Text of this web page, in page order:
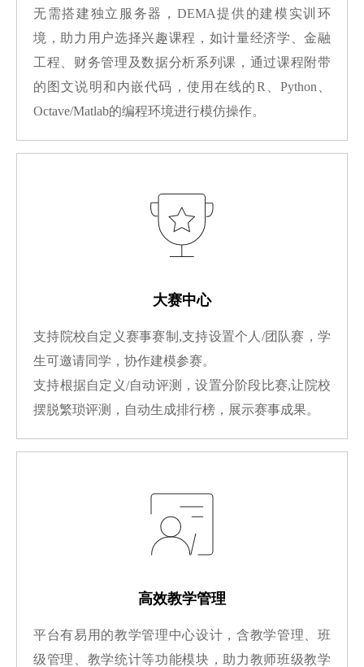
无需搭建独立服务器，DEMA提供的建模实训环
境，助力用户选择兴趣课程，如计量经济学、金融
工程、财务管理及数据分析系列课，通过课程附带
的图文说明和内嵌代码，使用在线的R、Python、
Octave/Matlab的编程环境进行模仿操作。
大赛中心
支持院校自定义赛事赛制,支持设置个人/团队赛，学
生可邀请同学，协作建模参赛。
支持根据自定义/自动评测，设置分阶段比赛,让院校
摆脱繁琐评测，自动生成排行榜，展示赛事成果。
高效教学管理
平台有易用的教学管理中心设计，含教学管理、班
级管理、教学统计等功能模块，助力教师班级教学